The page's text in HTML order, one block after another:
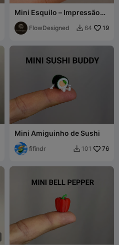
Mini Esquilo – Impressão
Rápida
FlowDesigned  64 19
Mini Amiguinho de Sushi
fifindr  101 76